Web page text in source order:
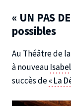
« UN PAS
possibles
Au Théâtre de
à nouveau
succès de« La